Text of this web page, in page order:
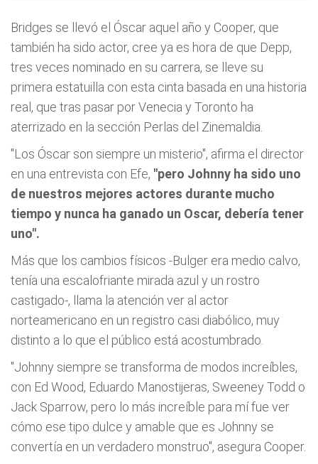
Bridges se llevó el Óscar aquel año y Cooper, que
también ha sido actor, cree ya es hora de que Depp,
tres veces nominado en su carrera, se lleve su
primera estatuilla con esta cinta basada en una historia
real, que tras pasar por Venecia y Toronto ha
aterrizado en la sección Perlas del Zinemaldia.
"Los Óscar son siempre un misterio", afirma el director
en una entrevista con Efe, "pero Johnny ha sido uno
de nuestros mejores actores durante mucho
tiempo y nunca ha ganado un Oscar, debería tener
uno".
Más que los cambios físicos -Bulger era medio calvo,
tenía una escalofriante mirada azul y un rostro
castigado-, llama la atención ver al actor
norteamericano en un registro casi diabólico, muy
distinto a lo que el público está acostumbrado.
"Johnny siempre se transforma de modos increíbles,
con Ed Wood, Eduardo Manostijeras, Sweeney Todd o
Jack Sparrow, pero lo más increíble para mí fue ver
cómo ese tipo dulce y amable que es Johnny se
convertía en un verdadero monstruo", asegura Cooper.